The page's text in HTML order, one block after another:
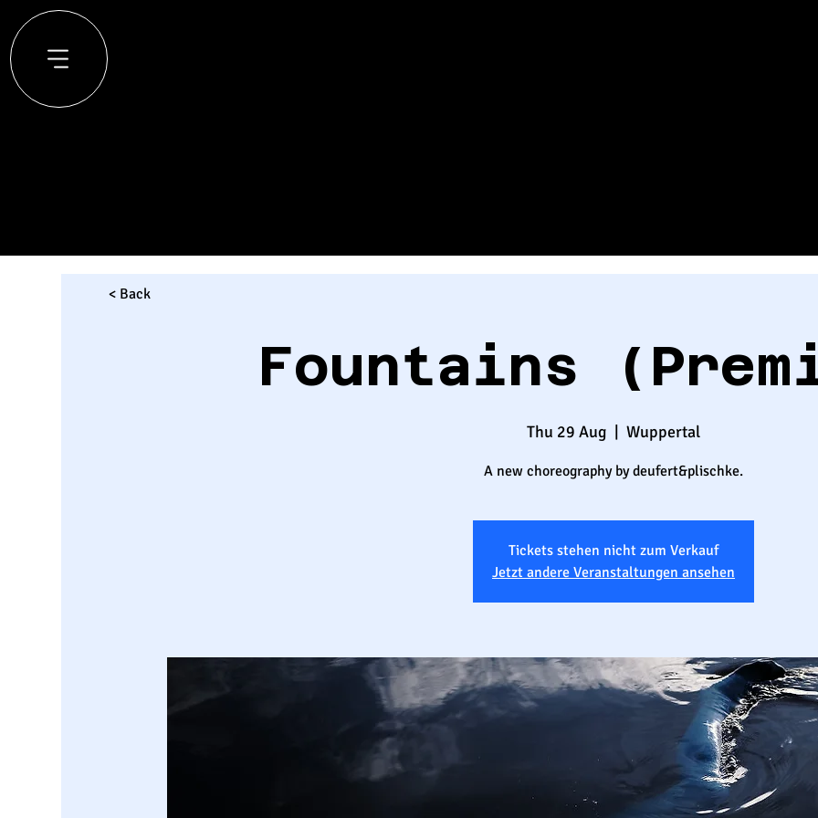
Fountains
Thu 29 Aug Wuppertal
A new choreography by deufert&plischke.
Tickets stehen nicht zum Verkauf
Jetzt andere Veranstaltungen ansehen
< Back